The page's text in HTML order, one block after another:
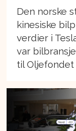
Den norske
kinesiske
verdier i
var
til Oljefondet